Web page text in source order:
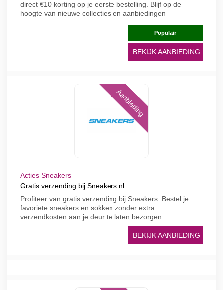
direct €10 korting op je eerste bestelling. Blijf op de
hoogte van nieuwe collecties en aanbiedingen
Populair
BEKIJK AANBIEDING
Aanbieding
Acties Sneakers
Gratis verzending bij Sneakers nl
Profiteer van gratis verzending bij Sneakers. Bestel je
favoriete sneakers en sokken zonder extra
verzendkosten aan je deur te laten bezorgen
BEKIJK AANBIEDING